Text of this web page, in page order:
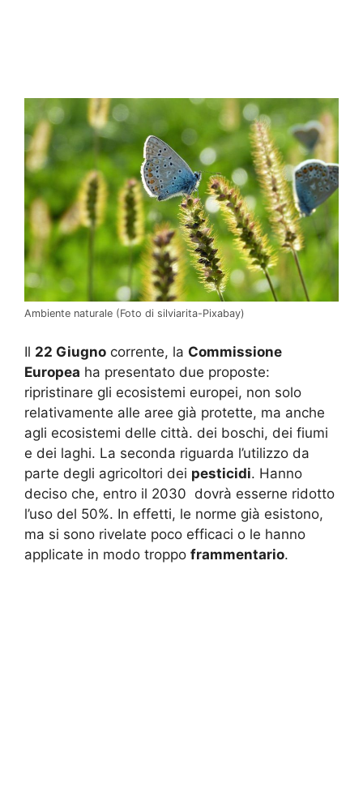
Ambiente naturale (Foto di silviarita-Pixabay)
Il 22 Giugno corrente, la Commissione
Europea ha presentato due proposte:
ripristinare gli ecosistemi europei, non solo
relativamente alle aree già protette, ma anche
agli ecosistemi delle città. dei boschi, dei fiumi
e dei laghi. La seconda riguarda l’utilizzo da
parte degli agricoltori dei pesticidi. Hanno
deciso che, entro il 2030 dovrà esserne ridotto
l’uso del 50%. In effetti, le norme già esistono,
ma si sono rivelate poco efficaci o le hanno
applicate in modo troppo frammentario.